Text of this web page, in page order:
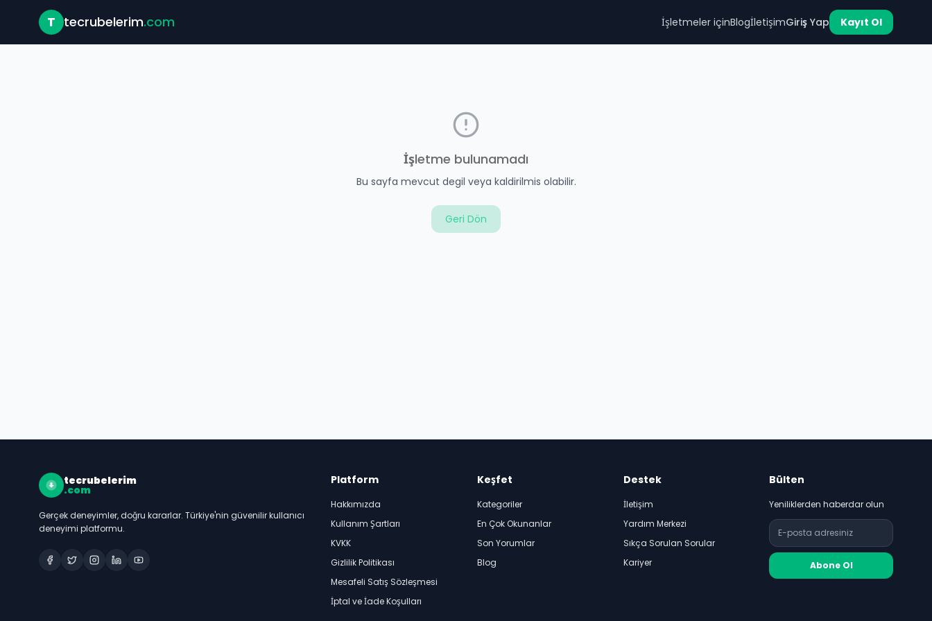
T tecrubelerim.com İşletmeler içinBlogİletişimGiriş Yap Kayıt Ol
İşletme bulunamadı
Bu sayfa mevcut degil veya kaldirilmis olabilir.
Geri Dön
tecrubelerim
.com
Gerçek deneyimler, doğru kararlar. Türkiye'nin güvenilir kullanıcı
deneyimi platformu.
Platform
Hakkımızda
Kullanım Şartları
KVKK
Gizlilik Politikası
Mesafeli Satış Sözleşmesi
İptal ve İade Koşulları
Keşfet
Kategoriler
En Çok Okunanlar
Son Yorumlar
Blog
Destek
İletişim
Yardım Merkezi
Sıkça Sorulan Sorular
Kariyer
Bülten
Yeniliklerden haberdar olun
Abone Ol